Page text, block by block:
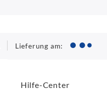
Lieferung am:
Hilfe-Center